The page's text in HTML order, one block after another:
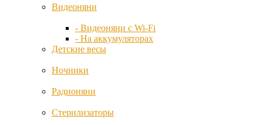
Pabobo
Peg-
Perego
Phil and
Teds
Видеоняни
- Видеоняни с Wi-Fi
- На аккумуляторах
Детские весы
Ночники
Радионяни
Стерилизаторы